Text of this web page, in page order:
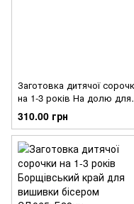
Заготовка дитячої
на 1-3 років На долю для
вишивки бісером
СД067кБ28нн
310.00 грн